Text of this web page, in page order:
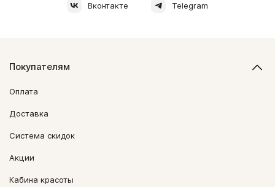
Вконтакте Telegram
Покупателям
Оплата
Доставка
Система скидок
Акции
Кабина красоты